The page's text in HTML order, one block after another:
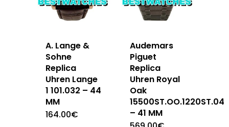
A. Lange &
Sohne
Replica
Uhren Lange
1 101.032 – 44
MM
164.00€
Audemars
Piguet
Replica
Uhren Royal
Oak
15500ST.OO.1220ST.04
– 41 MM